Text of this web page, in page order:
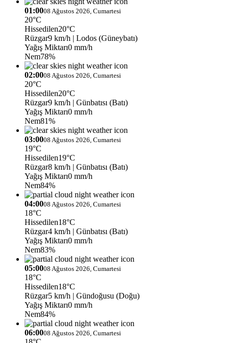
01:0008 Ağustos 2026, Cumartesi
20°C
Hissedilen20°C
Rüzgar9 km/h | Lodos (Güneybatı)
Yağış Miktarı0 mm/h
Nem78%
02:0008 Ağustos 2026, Cumartesi
20°C
Hissedilen20°C
Rüzgar9 km/h | Günbatısı (Batı)
Yağış Miktarı0 mm/h
Nem81%
03:0008 Ağustos 2026, Cumartesi
19°C
Hissedilen19°C
Rüzgar8 km/h | Günbatısı (Batı)
Yağış Miktarı0 mm/h
Nem84%
04:0008 Ağustos 2026, Cumartesi
18°C
Hissedilen18°C
Rüzgar4 km/h | Günbatısı (Batı)
Yağış Miktarı0 mm/h
Nem83%
05:0008 Ağustos 2026, Cumartesi
18°C
Hissedilen18°C
Rüzgar5 km/h | Gündoğusu (Doğu)
Yağış Miktarı0 mm/h
Nem84%
06:0008 Ağustos 2026, Cumartesi